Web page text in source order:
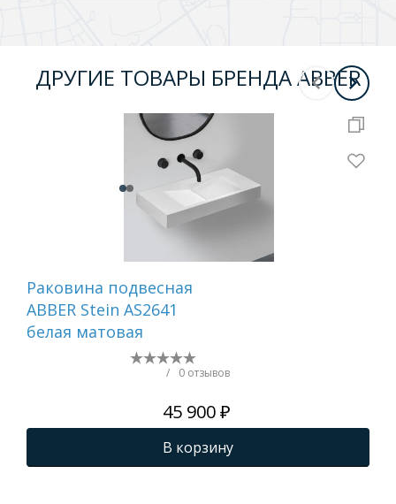
ДРУГИЕ ТОВАРЫ БРЕНДА ABBER
Раковина подвесная
ABBER Stein AS2641
белая матовая
/ 0 отзывов
45 900 ₽
В корзину